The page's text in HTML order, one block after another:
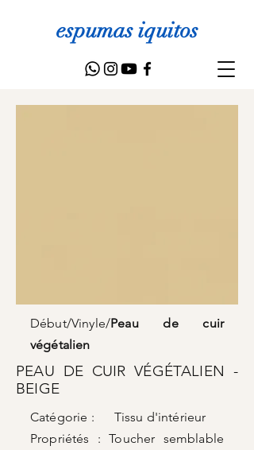
espumas iquitos
Début/Vinyle/Peau de cuir
végétalien
PEAU DE CUIR VÉGÉTALIEN -
BEIGE
Catégorie : Tissu d'intérieur
Propriétés :Toucher semblable